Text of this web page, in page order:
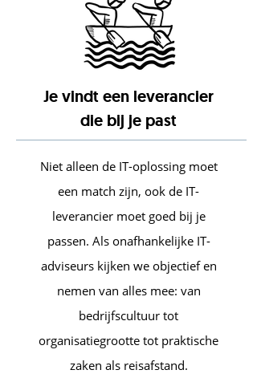
Je vindt een leverancier
die bij je past
Niet alleen de IT-oplossing moet
een match zijn, ook de IT-
leverancier moet goed bij je
passen. Als onafhankelijke IT-
adviseurs kijken we objectief en
nemen van alles mee: van
bedrijfscultuur tot
organisatiegrootte tot praktische
zaken als reisafstand.